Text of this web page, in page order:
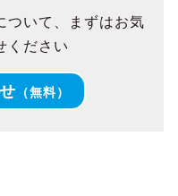
ついて、まずはお気
ください
（無料）